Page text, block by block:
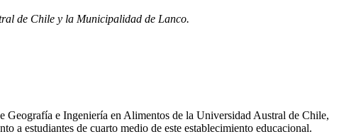
de Chile y la Municipalidad de Lanco.
e Ingeniería en Alimentos de la Universidad Austral de Chile,
a estudiantes de cuarto medio de este establecimiento educacional.